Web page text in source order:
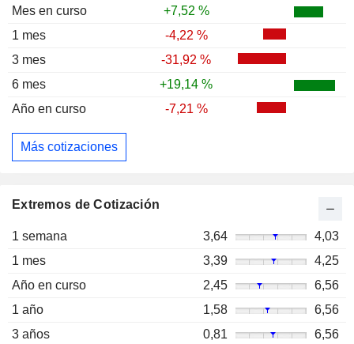
Mes en curso
+7,52 %
1 mes
-4,22 %
3 mes
-31,92 %
6 mes
+19,14 %
Año en curso
-7,21 %
Más cotizaciones
Extremos de Cotización
1 semana 3,64
4,03
1 mes
3,39
4,25
Año en curso
2,45
6,56
1 año
1,58
6,56
3 años
0,81
6,56